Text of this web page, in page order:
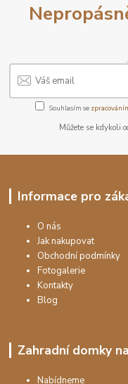
Souhlasím se
Můžete se kdykoli
Informace pro
O nás
Jak nakupovat
Obchodní podmínky
Fotogalerie
Kontakty
Blog
Zahradní domky
Nabídneme